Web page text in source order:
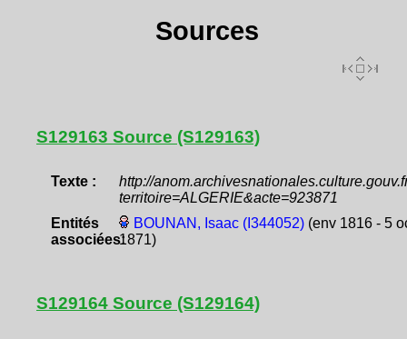
Sources
S129163 Source (S129163)
Texte :
http://
territoire=ALGERIE&acte=923871
Entités
associées:
BOUNAN, Isaac (I344052)(env 1816 - 5
1871)
S129164 Source (S129164)